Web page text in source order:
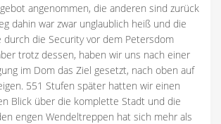
angenommen, die anderen sind zurück
dahin war zwar unglaublich heiß und die
durch die Security vor dem Petersdom
trotz dessen, haben wir uns nach einer
im Dom das Ziel gesetzt, nach oben auf
551 Stufen später hatten wir einen
Blick über die komplette Stadt und die
engen Wendeltreppen hat sich mehr als